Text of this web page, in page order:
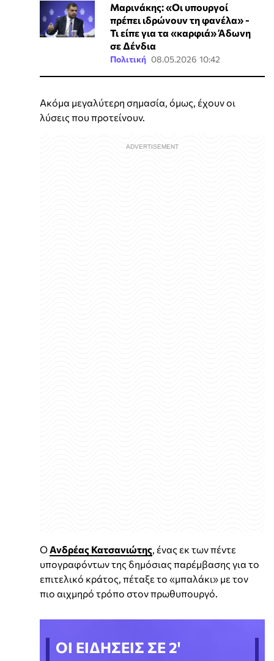
Μαρινάκης: «Οι υπουργοί
πρέπει ιδρώνουν τη φανέλα» -
Τι είπε για τα «καρφιά» Άδωνη
σε Δένδια
Πολιτική 08.05.2026 10:42
Ακόμα μεγαλύτερη σημασία, όμως, έχουν οι
λύσεις που προτείνουν.
Ο Ανδρέας Κατσανιώτης , ένας εκ των πέντε
υπογραφόντων της δημόσιας παρέμβασης για το
επιτελικό κράτος, πέταξε το «μπαλάκι» με τον
πιο αιχμηρό τρόπο στον πρωθυπουργό.
ΟΙ ΕΙΔΗΣΕΙΣ ΣΕ 2'